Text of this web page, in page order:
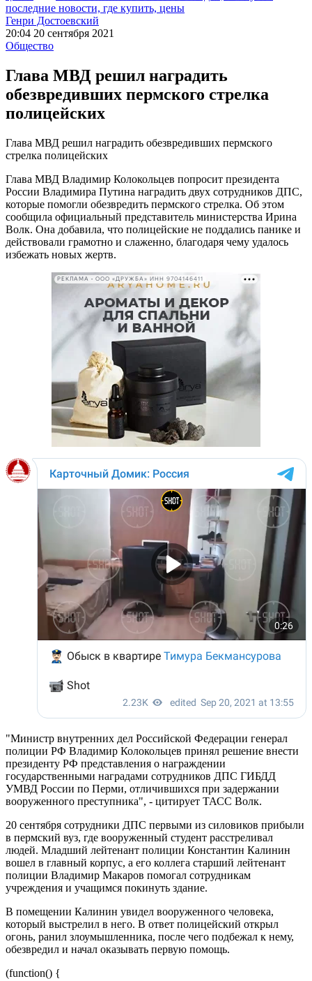
последние новости, где купить, цены
Генри Достоевский
20:04 20 сентября 2021
Общество
Глава МВД решил наградить
обезвредивших пермского стрелка
полицейских
Глава МВД решил наградить обезвредивших пермского
стрелка полицейских
Глава МВД Владимир Колокольцев попросит президента
России Владимира Путина наградить двух сотрудников ДПС,
которые помогли обезвредить пермского стрелка. Об этом
сообщила официальный представитель министерства Ирина
Волк. Она добавила, что полицейские не поддались панике и
действовали грамотно и слаженно, благодаря чему удалось
избежать новых жертв.
РЕКЛАМА • ООО «ДРУЖБА» ИНН 9704146411
"Министр внутренних дел Российской Федерации генерал
полиции РФ Владимир Колокольцев принял решение внести
президенту РФ представления о награждении
государственными наградами сотрудников ДПС ГИБДД
УМВД России по Перми, отличившихся при задержании
вооруженного преступника", - цитирует ТАСС Волк.
20 сентября сотрудники ДПС первыми из силовиков прибыли
в пермский вуз, где вооруженный студент расстреливал
людей. Младший лейтенант полиции Константин Калинин
вошел в главный корпус, а его коллега старший лейтенант
полиции Владимир Макаров помогал сотрудникам
учреждения и учащимся покинуть здание.
В помещении Калинин увидел вооруженного человека,
который выстрелил в него. В ответ полицейский открыл
огонь, ранил злоумышленника, после чего подбежал к нему,
обезвредил и начал оказывать первую помощь.
(function() {